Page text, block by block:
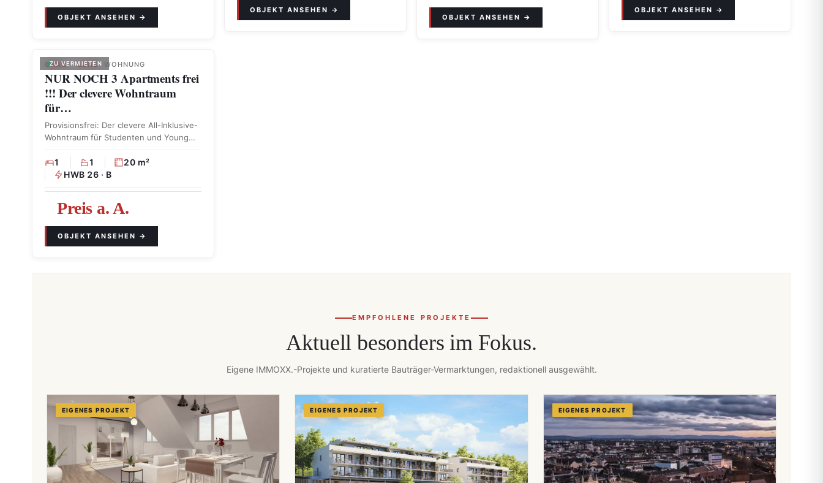
ZU VERMIETEN
GRAZ – LEND· WOHNUNG
NUR NOCH 3 Apartments frei
!!! Der clevere Wohntraum
für…
Provisionsfrei: Der clevere All-Inklusive-
Wohntraum für Studenten und Young
Provisionsfrei für den …
1 1
20 m²
HWB 26 · B
Preis a. A.
EMPFOHLENE PROJEKTE
Aktuell besonders im Fokus.
Eigene IMMOXX.-Projekte und kuratierte Bauträger-Vermarktungen, redaktionell ausgewählt.
EIGENES PROJEKT EIGENES PROJEKT EIGENES PROJEKT